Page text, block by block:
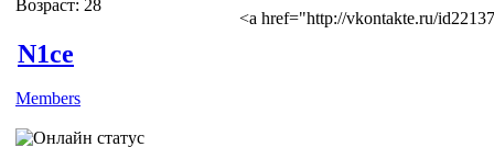
Возраст: 28
<a href="http://vkontakte.ru/
N1ce
Members